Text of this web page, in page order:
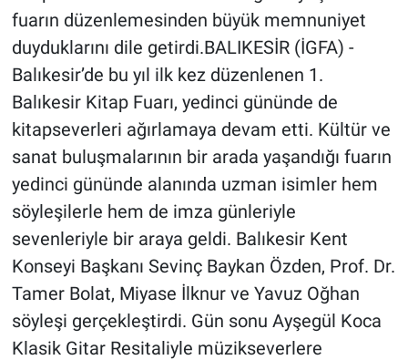
fuarın düzenlemesinden büyük memnuniyet
duyduklarını dile getirdi.BALIKESİR (İGFA) -
Balıkesir’de bu yıl ilk kez düzenlenen 1.
Balıkesir Kitap Fuarı, yedinci gününde de
kitapseverleri ağırlamaya devam etti. Kültür ve
sanat buluşmalarının bir arada yaşandığı fuarın
yedinci gününde alanında uzman isimler hem
söyleşilerle hem de imza günleriyle
sevenleriyle bir araya geldi. Balıkesir Kent
Konseyi Başkanı Sevinç Baykan Özden, Prof. Dr.
Tamer Bolat, Miyase İlknur ve Yavuz Oğhan
söyleşi gerçekleştirdi. Gün sonu Ayşegül Koca
Klasik Gitar Resitaliyle müzikseverlere